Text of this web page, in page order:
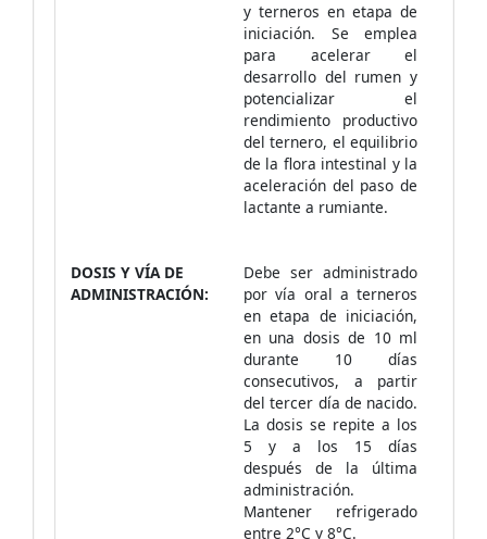
y terneros en etapa de
iniciación. Se emplea
para acelerar el
desarrollo del rumen y
potencializar el
rendimiento productivo
del ternero, el equilibrio
de la flora intestinal y la
aceleración del paso de
lactante a rumiante.
DOSIS Y VÍA DE
ADMINISTRACIÓN:
Debe ser administrado
por vía oral a terneros
en etapa de iniciación,
en una dosis de 10 ml
durante 10 días
consecutivos, a partir
del tercer día de nacido.
La dosis se repite a los
5 y a los 15 días
después de la última
administración.
Mantener refrigerado
entre 2°C y 8°C.